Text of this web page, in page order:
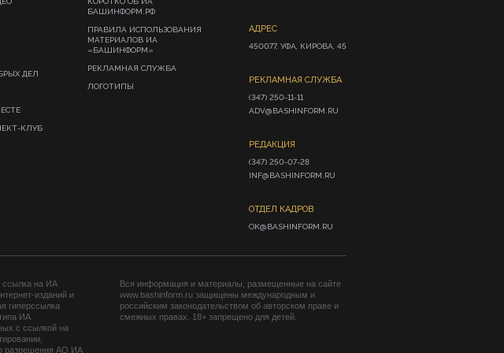
ДЕЛ
КЛУБ
БАШИНФОРМ.РФ
ПРАВИЛА ИСПОЛЬЗОВАНИЯ
МАТЕРИАЛОВ ИА
«БАШИНФОРМ»
РЕКЛАМНАЯ СЛУЖБА
ЛОГОТИПЫ
АДРЕС
450077, УФА, КИРОВА, 45
РЕКЛАМНАЯ СЛУЖБА
(347) 250-11-11
ADV@BASHINFORM.RU
РЕДАКЦИЯ
(347) 250-07-28
INF@BASHINFORM.RU
ОТДЕЛ КАДРОВ
OK@BASHINFORM.RU
ссылка на ИА
изданий и
гиперссылка
ИА
с ссылкой на
разрешения АО ИА
Вся информация и материалы, размещенные на сайте
www.bashinform.ru защищены международным и
российским законодательством об авторском праве и
смежных правах. 18+ запрещено для детей.